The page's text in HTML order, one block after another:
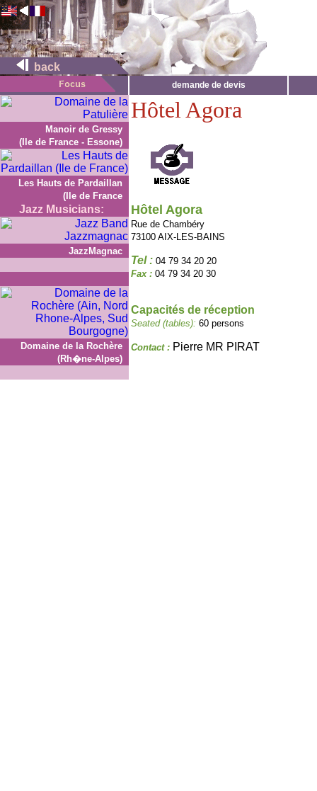
back
demande de devis
Manoir de Gressy
(Ile de France - Essone)
Les Hauts de Pardaillan
(Ile de France
Jazz Musicians:
JazzMagnac
Domaine de la Rochère
(Rh�ne-Alpes)
Hôtel Agora
Hôtel Agora
Rue de Chambéry
73100 AIX-LES-BAINS
Tel : 04 79 34 20 20
Fax : 04 79 34 20 30
Capacités de réception
Seated (tables): 60 persons
Contact : Pierre MR PIRAT